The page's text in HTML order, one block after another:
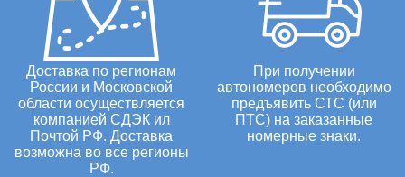
Доставка по регионам
России и Московской
области осуществляется
компанией СДЭК ил
Почтой РФ. Доставка
возможна во все регионы
РФ.
При получении
автономеров необходимо
предъявить СТС (или
ПТС) на заказанные
номерные знаки.